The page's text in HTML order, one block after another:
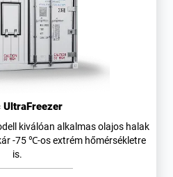
kiválóan alkalmas olajos halak
-75 ℃-os extrém hőmérsékletre
is.